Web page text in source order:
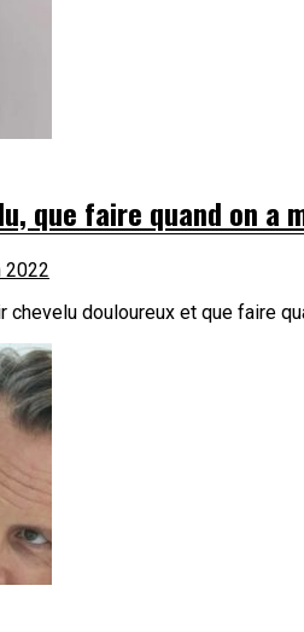
que faire quand on a
2022
chevelu douloureux et que faire